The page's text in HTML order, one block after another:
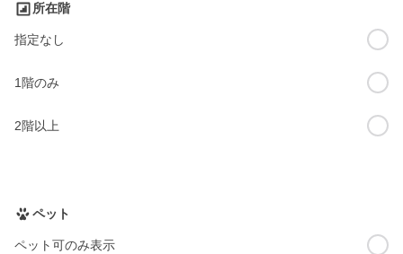
所在階
指定なし
1階のみ
2階以上
ペット
ペット可のみ表示